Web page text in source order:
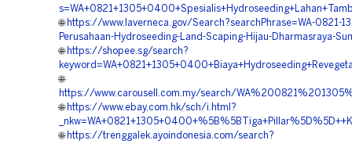
🌐 https://www.laverneca.gov/Search?searchPhrase=WA-0821-
Perusahaan-Hydroseeding-Land-Scaping-Hijau-Dharmasraya-
🌐 https://shopee.sg/search?
🌐
https://www.carousell.com.my/search/
🌐 https://www.ebay.com.hk/sch/i.html?
🌐 https://trenggalek.ayoindonesia.com/search?